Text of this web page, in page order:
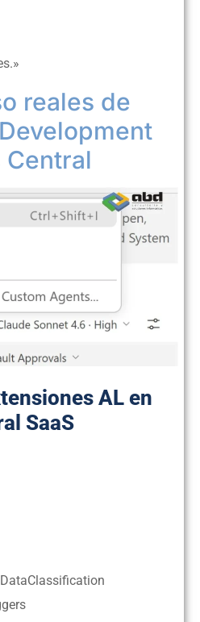
reales de
Central
AL en
SaaS